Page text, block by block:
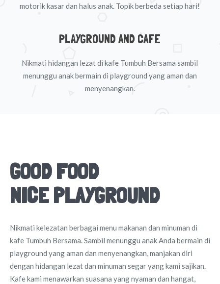
motorik kasar dan halus anak. Topik berbeda setiap hari!
PLAYGROUND AND CAFE
Nikmati hidangan lezat di kafe Tumbuh Bersama sambil
menunggu anak bermain di playground yang aman dan
menyenangkan.
GOOD FOOD
NICE PLAYGROUND
Nikmati kelezatan berbagai menu makanan dan minuman di
kafe Tumbuh Bersama. Sambil menunggu anak Anda bermain di
playground yang aman dan menyenangkan, manjakan diri
dengan hidangan lezat dan minuman segar yang kami sajikan.
Kafe kami menawarkan suasana yang nyaman dan hangat,